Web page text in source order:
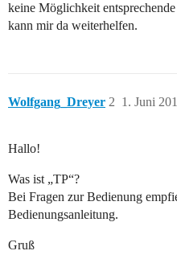
keine Möglichkeit
kann mir da weiterhelfen.
Wolfgang_Dreyer 1. Juni
2
Hallo!
Was ist „TP“?
Bei Fragen zur Bedienung
Bedienungsanleitung.
Gruß